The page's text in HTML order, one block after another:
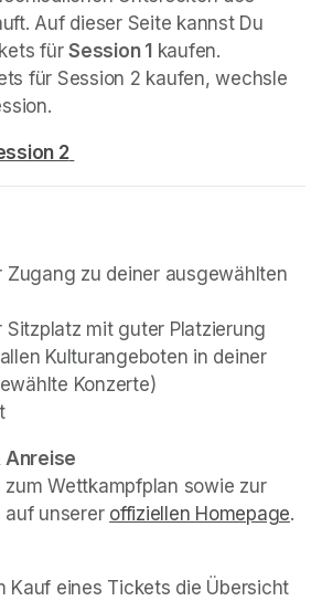
Auf dieser Seite kannst Du
für Session 1 kaufen.
für Session 2 kaufen, wechsle
2
Zugang zu deiner ausgewählten
Sitzplatz mit guter Platzierung
Kulturangeboten in deiner
Konzerte)
Anreise
Wettkampfplan sowie zur
auf unserer offiziellen Homepage.
Kauf eines Tickets die Übersicht